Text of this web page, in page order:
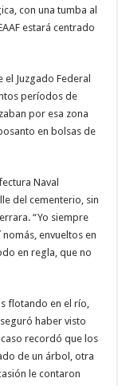
con una tumba al
estará centrado
Juzgado Federal
períodos de
por esa zona
en bolsas de
Naval
del cementerio, sin
“Yo siempre
envueltos en
en regla, que no
flotando en el río,
haber visto
caso recordó que los
de un árbol, otra
le contaron